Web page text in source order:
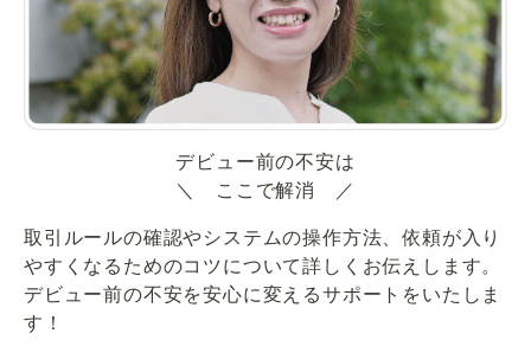
デビュー前の不安は
＼ ここで解消 ／
取引ルールの確認やシステムの操作方法、依頼が入り
やすくなるためのコツについて詳しくお伝えします。
デビュー前の不安を安心に変えるサポートをいたしま
す！